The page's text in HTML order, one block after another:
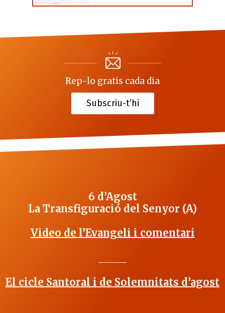
Rep-lo gratis cada dia
Subscriu-t’hi
6 d’Agost
La Transfiguració del Senyor (A)
Video de l’Evangeli i comentari
El cicle Santoral i de Solemnitats d’agost